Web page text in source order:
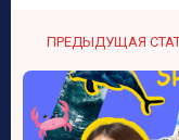
ПРЕДЫДУЩАЯ